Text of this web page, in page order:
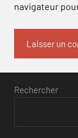
navigateur
Rechercher